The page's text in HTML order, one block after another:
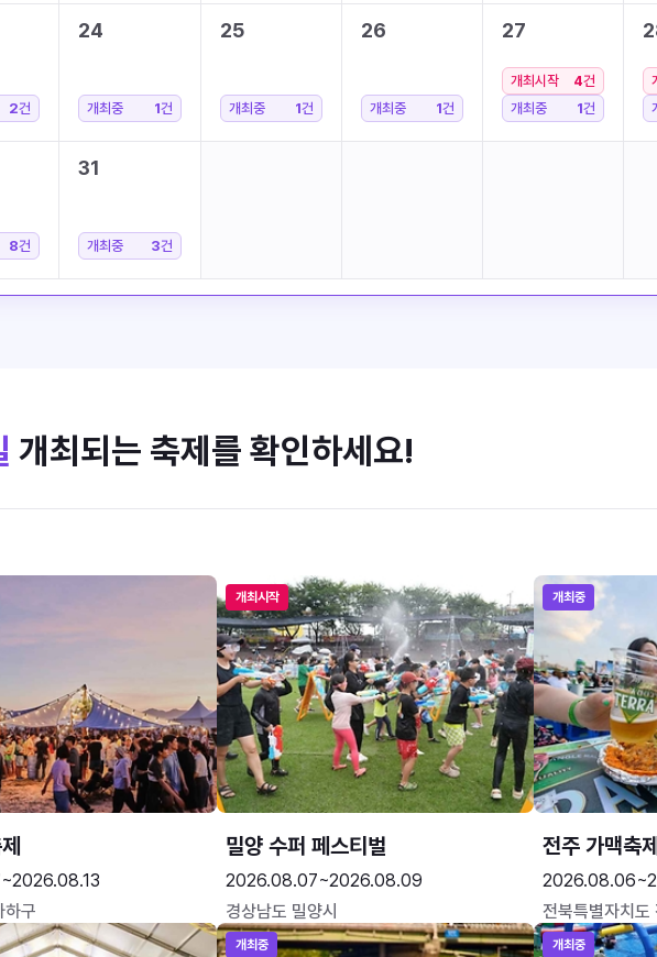
2건
24
개최중 1건
25
개최중 1건
26
개최중 1건
27
개최시작 4건
개최중
1건
8건
31
개최중 3건
개최되는 축제를 확인하세요!
하구
개최시작
밀양 수퍼 페스티벌
2026.08.07~2026.08.09
경상남도 밀양시
개최중
전주 가맥축
전북특별자치도
개최중 개최중